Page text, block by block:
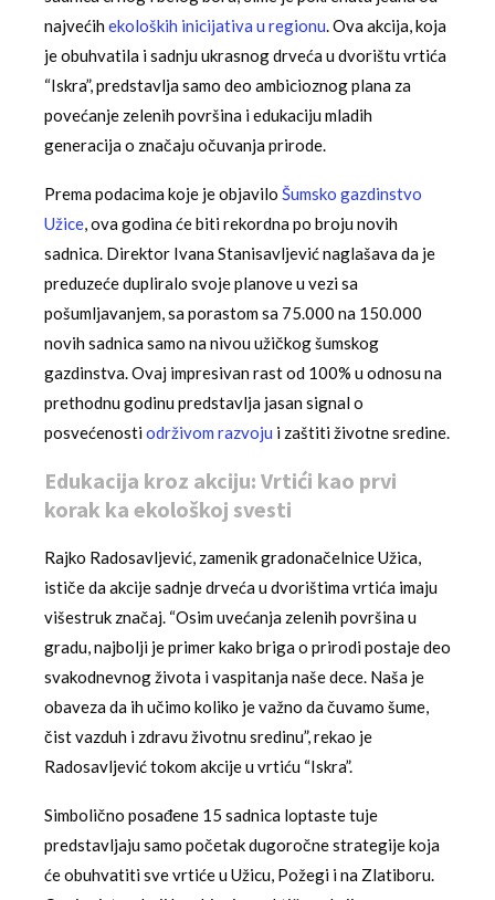
najvećihekoloških inicijativa u regionu. Ova akcija, koja
je obuhvatila i sadnju ukrasnog drveća u dvorištu vrtića
“Iskra”, predstavlja samo deo ambicioznog plana za
povećanje zelenih površina i edukaciju mladih
generacija o značaju očuvanja prirode.
Prema podacima koje je objavilo Šumsko gazdinstvo
Užice, ova godina će biti rekordna po broju novih
sadnica. Direktor Ivana Stanisavljević naglašava da je
preduzeće dupliralo svoje planove u vezi sa
pošumljavanjem, sa porastom sa 75.000 na 150.000
novih sadnica samo na nivou užičkog šumskog
gazdinstva. Ovaj impresivan rast od 100% u odnosu na
prethodnu godinu predstavlja jasan signal o
posvećenostiodrživom razvoju i zaštiti životne sredine.
Edukacija kroz akciju: Vrtići kao prvi
korak ka ekološkoj svesti
Rajko Radosavljević, zamenik gradonačelnice Užica,
ističe da akcije sadnje drveća u dvorištima vrtića imaju
višestruk značaj. “Osim uvećanja zelenih površina u
gradu, najbolji je primer kako briga o prirodi postaje deo
svakodnevnog života i vaspitanja naše dece. Naša je
obaveza da ih učimo koliko je važno da čuvamo šume,
čist vazduh i zdravu životnu sredinu”, rekao je
Radosavljević tokom akcije u vrtiću “Iskra”.
Simbolično posađene 15 sadnica loptaste tuje
predstavljaju samo početak dugoročne strategije koja
će obuhvatiti sve vrtiće u Užicu, Požegi i na Zlatiboru.